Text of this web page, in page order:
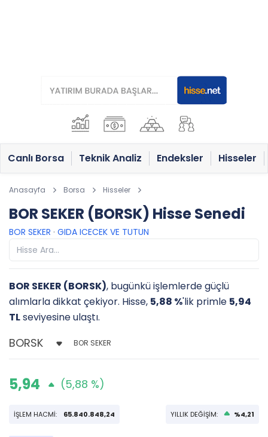
Canlı Borsa Teknik Analiz Endeksler Hisseler
Anasayfa Borsa Hisseler
BOR SEKER (BORSK) Hisse Senedi
BOR SEKER · GIDA ICECEK VE TUTUN
BOR SEKER (BORSK), bugünkü işlemlerde güçlü
alımlarla dikkat çekiyor. Hisse, 5,88 %'lik primle 5,94
TLseviyesine ulaştı.
BOR SEKER
5,94 (5,88 %)
İŞLEM HACMİ: 65.840.848,24 YILLIK DEĞİŞİM: %4,21